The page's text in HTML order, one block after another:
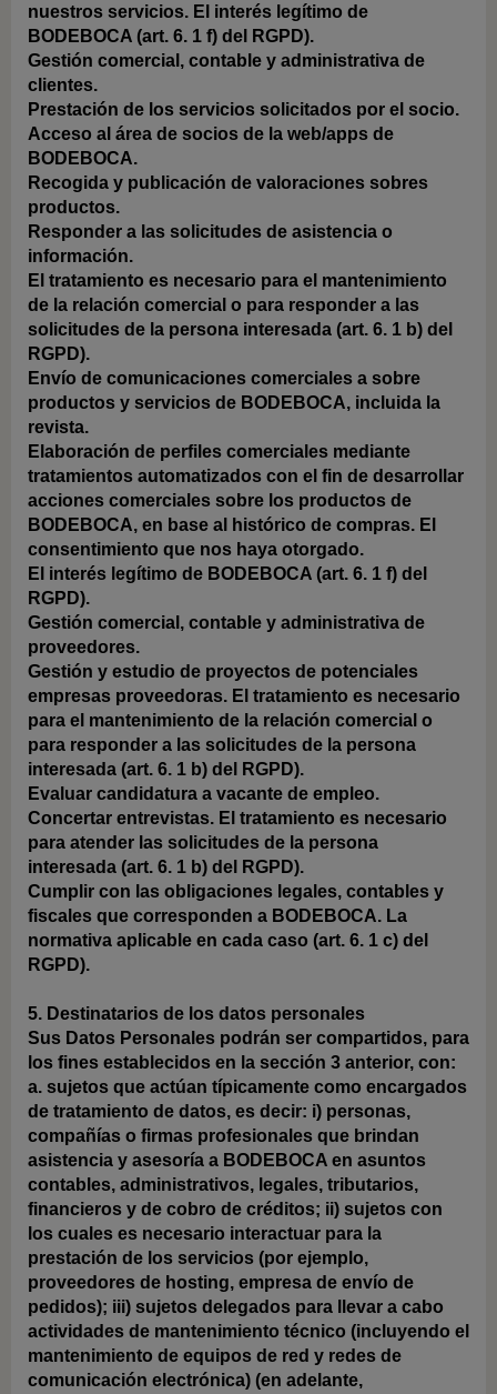
nuestros servicios. El interés legítimo de
BODEBOCA (art. 6. 1 f) del RGPD).
Gestión comercial, contable y administrativa de
clientes.
Prestación de los servicios solicitados por el socio.
Acceso al área de socios de la web/apps de
BODEBOCA.
Recogida y publicación de valoraciones sobres
productos.
Responder a las solicitudes de asistencia o
información.
El tratamiento es necesario para el mantenimiento
de la relación comercial o para responder a las
solicitudes de la persona interesada (art. 6. 1 b) del
RGPD).
Envío de comunicaciones comerciales a sobre
productos y servicios de BODEBOCA, incluida la
revista.
Elaboración de perfiles comerciales mediante
tratamientos automatizados con el fin de desarrollar
acciones comerciales sobre los productos de
BODEBOCA, en base al histórico de compras. El
consentimiento que nos haya otorgado.
El interés legítimo de BODEBOCA (art. 6. 1 f) del
RGPD).
Gestión comercial, contable y administrativa de
proveedores.
Gestión y estudio de proyectos de potenciales
empresas proveedoras. El tratamiento es necesario
para el mantenimiento de la relación comercial o
para responder a las solicitudes de la persona
interesada (art. 6. 1 b) del RGPD).
Evaluar candidatura a vacante de empleo.
Concertar entrevistas. El tratamiento es necesario
para atender las solicitudes de la persona
interesada (art. 6. 1 b) del RGPD).
Cumplir con las obligaciones legales, contables y
fiscales que corresponden a BODEBOCA. La
normativa aplicable en cada caso (art. 6. 1 c) del
RGPD).
5. Destinatarios de los datos personales
Sus Datos Personales podrán ser compartidos, para
los fines establecidos en la sección 3 anterior, con:
a. sujetos que actúan típicamente como encargados
de tratamiento de datos, es decir: i) personas,
compañías o firmas profesionales que brindan
asistencia y asesoría a BODEBOCA en asuntos
contables, administrativos, legales, tributarios,
financieros y de cobro de créditos; ii) sujetos con
los cuales es necesario interactuar para la
prestación de los servicios (por ejemplo,
proveedores de hosting, empresa de envío de
pedidos); iii) sujetos delegados para llevar a cabo
actividades de mantenimiento técnico (incluyendo el
mantenimiento de equipos de red y redes de
comunicación electrónica) (en adelante,